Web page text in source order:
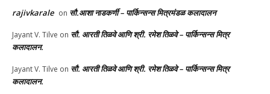
rajivkarale on सौ.आशा नाडकर्णी – पार्किन्सन्स मित्रमंडळ कलादालन
Jayant V. Tilve on सौ. आरती तिळवे आणि श्री. रमेश तिळवे – पार्किन्सन्स मित्र
कलादालन.
Jayant V. Tilve on सौ. आरती तिळवे आणि श्री. रमेश तिळवे – पार्किन्सन्स मित्र
कलादालन.